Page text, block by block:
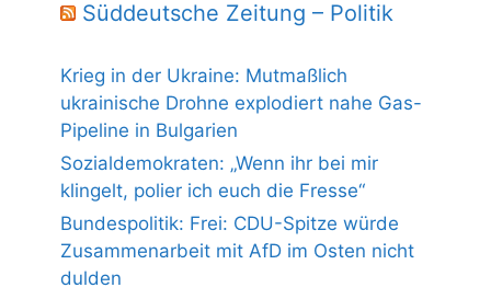
Süddeutsche Zeitung – Politik
Krieg in der Ukraine: Mutmaßlich
ukrainische Drohne explodiert nahe Gas-
Pipeline in Bulgarien
Sozialdemokraten: „Wenn ihr bei mir
klingelt, polier ich euch die Fresse“
Bundespolitik: Frei: CDU-Spitze würde
Zusammenarbeit mit AfD im Osten nicht
dulden